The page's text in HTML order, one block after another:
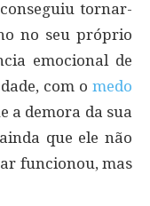
tornar-
no seu próprio
emocional de
com o medo
a demora da sua
que ele não
funcionou, mas